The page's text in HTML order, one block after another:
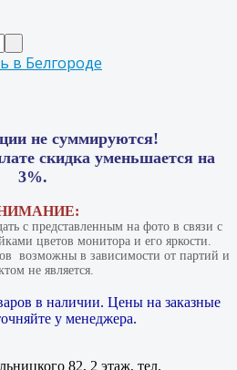
в Белгороде
не суммируются!
скидка уменьшается на
3%.
с представленным на фото в связи с
цветов монитора и его яркости.
возможны в зависимости от партий и
не является.
в наличии. Цены на заказные
у менеджера.
82, 2 этаж, тел.